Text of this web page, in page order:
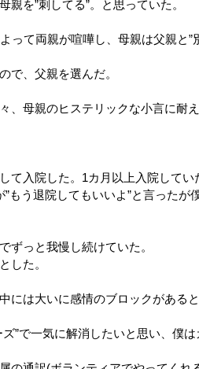
を”刺してる”。と思っていた。
って両親が喧嘩し、母親は父親と”
で、父親を選んだ。
、母親のヒステリックな小言に耐
て入院した。1カ月以上入院してい
もう退院してもいいよ”と言ったが
ずっと我慢し続けていた。
した。
には大いに感情のブロックがあると
”で一気に解消したいと思い、僕